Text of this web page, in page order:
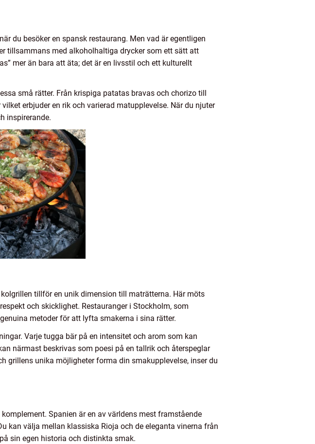
du besöker en spansk restaurang. Men vad är egentligen
tillsammans med alkoholhaltiga drycker som ett sätt att
mer än bara att äta; det är en livsstil och ett kulturellt
små rätter. Från krispiga patatas bravas och chorizo till
erbjuder en rik och varierad matupplevelse. När du njuter
inspirerande.
tillför en unik dimension till maträtterna. Här möts
och skicklighet. Restauranger i Stockholm, som
metoder för att lyfta smakerna i sina rätter.
Varje tugga bär på en intensitet och arom som kan
närmast beskrivas som poesi på en tallrik och återspeglar
grillens unika möjligheter forma din smakupplevelse, inser du
Spanien är en av världens mest framstående
kan välja mellan klassiska Rioja och de eleganta vinerna från
sin egen historia och distinkta smak.